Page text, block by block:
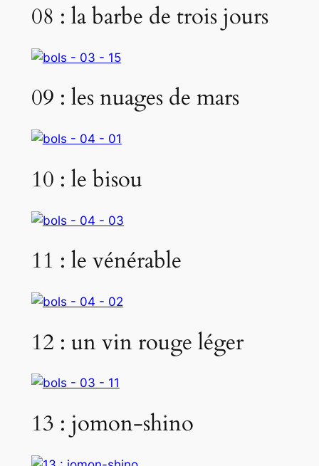
08 : la barbe de trois jours
09 : les nuages de mars
10 : le bisou
11 : le vénérable
12 : un vin rouge léger
13 : jomon-shino